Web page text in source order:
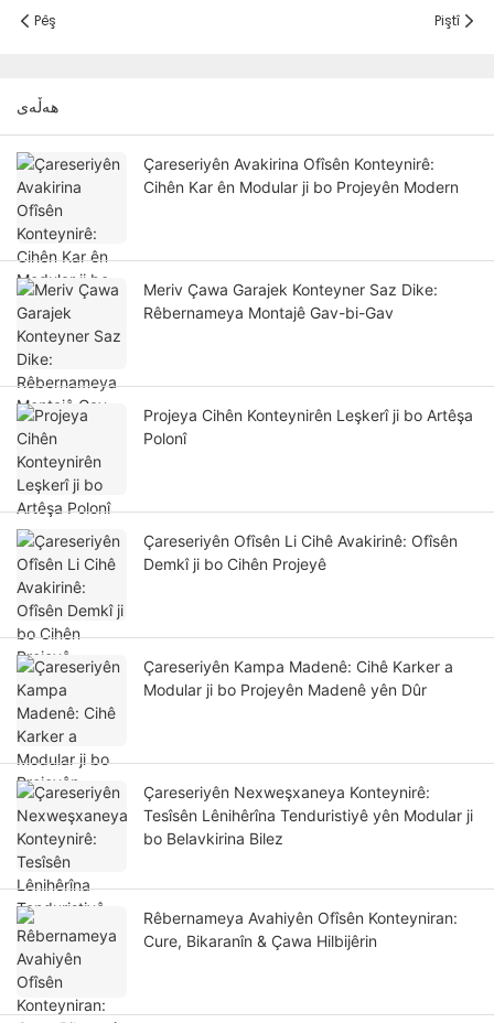
Pêş Piştî
هەڵەی
Çareseriyên Avakirina Ofîsên Konteynirê:
Cihên Kar ên Modular ji bo Projeyên Modern
Meriv Çawa Garajek Konteyner Saz Dike:
Rêbernameya Montajê Gav-bi-Gav
Projeya Cihên Konteynirên Leşkerî ji bo Artêşa
Polonî
Çareseriyên Ofîsên Li Cihê Avakirinê: Ofîsên
Demkî ji bo Cihên Projeyê
Çareseriyên Kampa Madenê: Cihê Karker a
Modular ji bo Projeyên Madenê yên Dûr
Çareseriyên Nexweşxaneya Konteynirê:
Tesîsên Lênihêrîna Tenduristiyê yên Modular ji
bo Belavkirina Bilez
Rêbernameya Avahiyên Ofîsên Konteyniran:
Cure, Bikaranîn & Çawa Hilbijêrin